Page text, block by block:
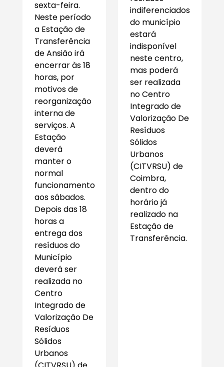
sexta-feira.
Neste período
a Estação de
Transferência
de Ansião irá
encerrar às 18
horas, por
motivos de
reorganização
interna de
serviços. A
Estação
deverá
manter o
normal
funcionamento
aos sábados.
Depois das 18
horas a
entrega dos
resíduos do
Município
deverá ser
realizada no
Centro
Integrado de
Valorização De
Resíduos
Sólidos
Urbanos
indiferenciados
do município
estará
indisponível
neste centro,
mas poderá
ser realizada
no Centro
Integrado de
Valorização De
Resíduos
Sólidos
Urbanos
(CITVRSU) de
Coimbra,
dentro do
horário já
realizado na
Estação de
Transferência.